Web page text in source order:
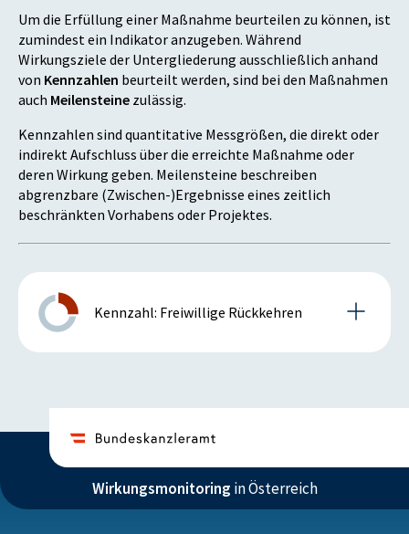
Um die Erfüllung einer Maßnahme beurteilen zu können, ist
zumindest ein Indikator anzugeben. Während
Wirkungsziele der Untergliederung ausschließlich anhand
von Kennzahlen beurteilt werden, sind bei den Maßnahmen
auch Meilensteine zulässig.
Kennzahlen sind quantitative Messgrößen, die direkt oder
indirekt Aufschluss über die erreichte Maßnahme oder
deren Wirkung geben. Meilensteine beschreiben
abgrenzbare (Zwischen-)Ergebnisse eines zeitlich
beschränkten Vorhabens oder Projektes.
Kennzahl: Freiwillige Rückkehren
2013
Anmerkung: positiv bei steigender Kennzahl
Wirkungsmonitoring in Österreich